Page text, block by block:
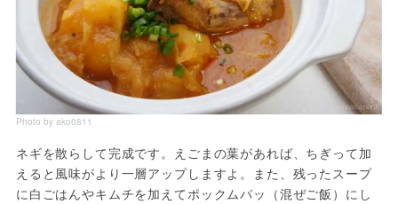
Photo by ako0811
ネギを散らして完成です。えごまの葉があれば、ちぎって加
えると風味がより一層アップしますよ。また、残ったスープ
に白ごはんやキムチを加えてポックムパッ（混ぜご飯）にし